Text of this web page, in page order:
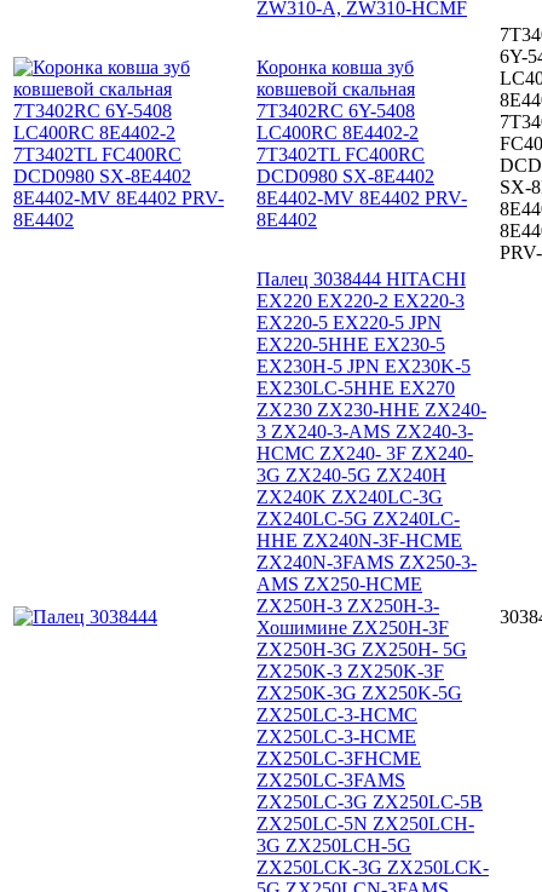
ZW310-A, ZW310-HCMF
Коронка ковша зуб
ковшевой скальная
7T3402RC 6Y-5408
LC400RC 8E4402-2
7T3402TL FC400RC
DCD0980 SX-8E4402
8E4402-MV 8E4402 PRV-
8E4402
6Y-
SX-
Палец 3038444 HITACHI
EX220 EX220-2 EX220-3
EX220-5 EX220-5 JPN
EX220-5HHE EX230-5
EX230H-5 JPN EX230K-5
EX230LC-5HHE EX270
ZX230 ZX230-HHE ZX240-
3 ZX240-3-AMS ZX240-3-
HCMC ZX240- 3F ZX240-
3G ZX240-5G ZX240H
ZX240K ZX240LC-3G
ZX240LC-5G ZX240LC-
HHE ZX240N-3F-HCME
ZX240N-3FAMS ZX250-3-
AMS ZX250-HCME
ZX250H-3 ZX250H-3-
Хошимине ZX250H-3F
ZX250H-3G ZX250H- 5G
ZX250K-3 ZX250K-3F
ZX250K-3G ZX250K-5G
ZX250LC-3-HCMC
ZX250LC-3-HCME
ZX250LC-3FHCME
ZX250LC-3FAMS
ZX250LC-3G ZX250LC-5B
ZX250LC-5N ZX250LCH-
3G ZX250LCH-5G
ZX250LCK-3G ZX250LCK-